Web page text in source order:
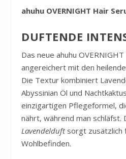
ahuhu OVERNIGHT Hair
DUFTENDE
Das neueahuhu
angereichert mit den
Die Textur kombiniert
Abyssinian Öl und
einzigartigen Pflegeformel,
nährt, während man schläfst.
Lavendelduftsorgt zusätzlich
Wohlbefinden.